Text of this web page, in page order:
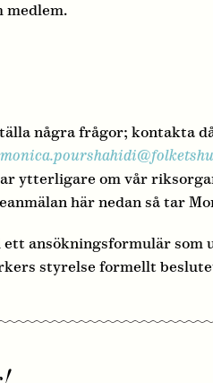
medlem.
några frågor; kontakta
ytterligare om vår
här nedan så tar
ansökningsformulär som
styrelse formellt